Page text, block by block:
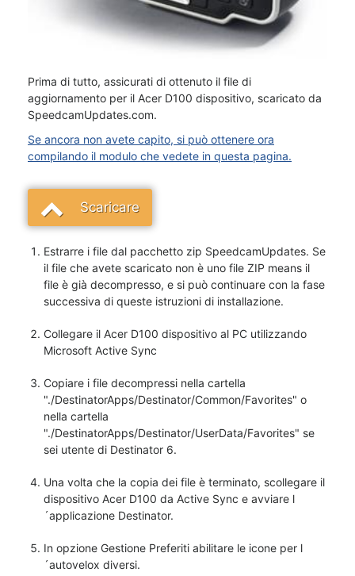
Prima di tutto, assicurati di ottenuto il file di
aggiornamento per il Acer D100 dispositivo, scaricato da
SpeedcamUpdates.com.
Se ancora non avete capito, si può ottenere ora
compilando il modulo che vedete in questa pagina.
Scaricare
Estrarre i file dal pacchetto zip SpeedcamUpdates. Se
il file che avete scaricato non è uno file ZIP means il
file è già decompresso, e si può continuare con la fase
successiva di queste istruzioni di installazione.
Collegare il Acer D100 dispositivo al PC utilizzando
Microsoft Active Sync
Copiare i file decompressi nella cartella
"./DestinatorApps/Destinator/Common/Favorites" o
nella cartella
"./DestinatorApps/Destinator/UserData/Favorites" se
sei utente di Destinator 6.
Una volta che la copia dei file è terminato, scollegare il
dispositivo Acer D100 da Active Sync e avviare l
´applicazione Destinator.
In opzione Gestione Preferiti abilitare le icone per l
´autovelox diversi.